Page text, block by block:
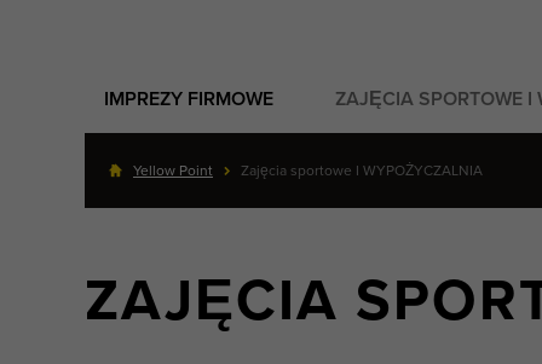
IMPREZY FIRMOWE ZAJĘCIA SPORTOWE I
Yellow Point Zajęcia sportowe I WYPOŻYCZALNIA
ZAJĘCIA